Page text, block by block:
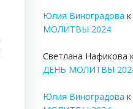
Юлия Виноградова к
МОЛИТВЫ 2024
Светлана Нафикова
ДЕНЬ МОЛИТВЫ
Юлия Виноградова к